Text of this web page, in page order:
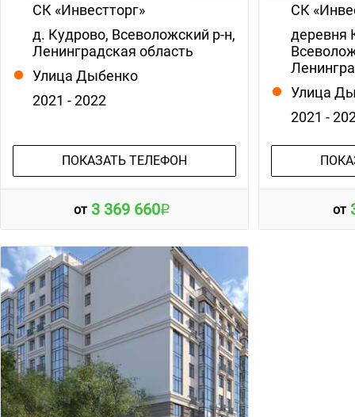
СК «Инвестторг»
д. Кудрово, Всеволожский р-н,
Ленинградская область
Улица Дыбенко
2021 - 2022
ПОКАЗАТЬ ТЕЛЕФОН
от 3 369 660
СК
деревня
Улица
2021 -
от